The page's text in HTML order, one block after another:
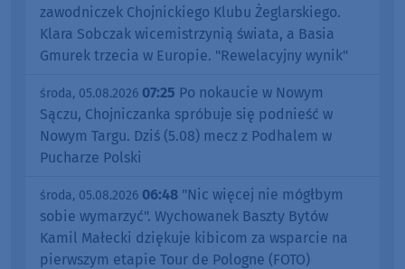
zawodniczek Chojnickiego Klubu Żeglarskiego.
Klara Sobczak wicemistrzynią świata, a Basia
Gmurek trzecia w Europie. "Rewelacyjny wynik"
środa, 05.08.2026 07:25 Po nokaucie w Nowym
Sączu, Chojniczanka spróbuje się podnieść w
Nowym Targu. Dziś (5.08) mecz z Podhalem w
Pucharze Polski
środa, 05.08.2026 06:48 "Nic więcej nie mógłbym
sobie wymarzyć". Wychowanek Baszty Bytów
Kamil Małecki dziękuje kibicom za wsparcie na
pierwszym etapie Tour de Pologne (FOTO)